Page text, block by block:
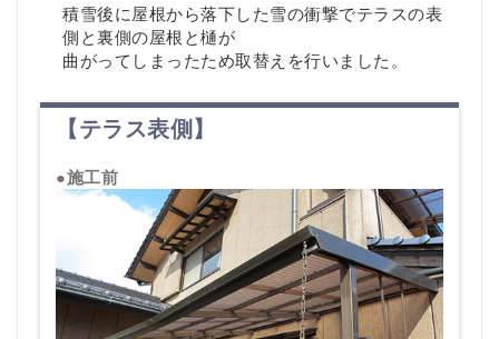
積雪後に屋根から落下した雪の衝撃でテラスの表
側と裏側の屋根と樋が
曲がってしまったため取替えを行いました。
【テラス表側】
●施工前